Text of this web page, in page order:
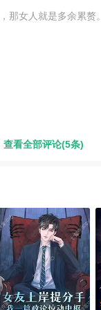
那女人就是多余累赘。
查看全部评论(5条)